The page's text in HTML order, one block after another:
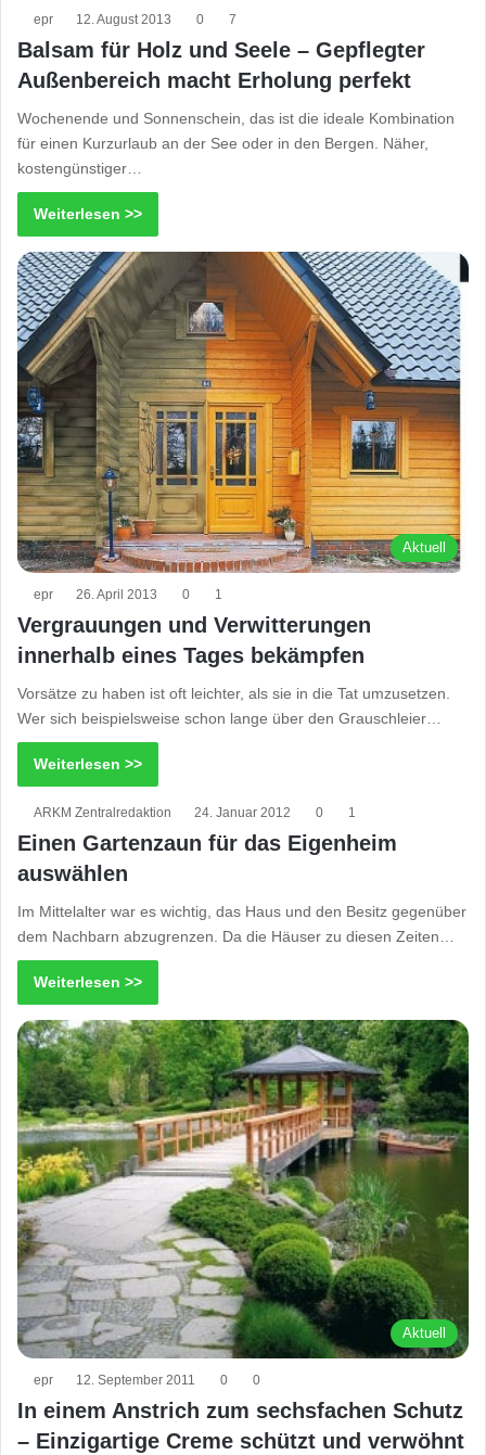
epr 12. August 2013 0 7
Balsam für Holz und Seele – Gepflegter
Außenbereich macht Erholung perfekt
Wochenende und Sonnenschein, das ist die ideale Kombination
für einen Kurzurlaub an der See oder in den Bergen. Näher,
kostengünstiger…
Weiterlesen >>
Aktuell
epr 26. April 2013 0 1
Vergrauungen und Verwitterungen
innerhalb eines Tages bekämpfen
Vorsätze zu haben ist oft leichter, als sie in die Tat umzusetzen.
Wer sich beispielsweise schon lange über den Grauschleier…
Weiterlesen >>
ARKM Zentralredaktion 24. Januar 2012 0 1
Einen Gartenzaun für das Eigenheim
auswählen
Im Mittelalter war es wichtig, das Haus und den Besitz gegenüber
dem Nachbarn abzugrenzen. Da die Häuser zu diesen Zeiten…
Weiterlesen >>
Aktuell
epr 12. September 2011 0 0
In einem Anstrich zum sechsfachen Schutz
– Einzigartige Creme schützt und verwöhnt